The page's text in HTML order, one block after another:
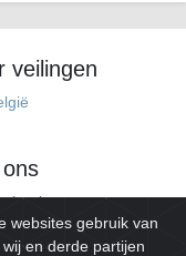
veilingen
websites gebruik van
en derde partijen